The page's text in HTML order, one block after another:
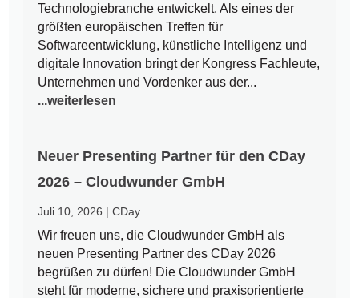
Technologiebranche entwickelt. Als eines der
größten europäischen Treffen für
Softwareentwicklung, künstliche Intelligenz und
digitale Innovation bringt der Kongress Fachleute,
Unternehmen und Vordenker aus der...
...weiterlesen
Neuer Presenting Partner für den CDay
2026 – Cloudwunder GmbH
Juli 10, 2026 |CDay
Wir freuen uns, die Cloudwunder GmbH als
neuen Presenting Partner des CDay 2026
begrüßen zu dürfen! Die Cloudwunder GmbH
steht für moderne, sichere und praxisorientierte